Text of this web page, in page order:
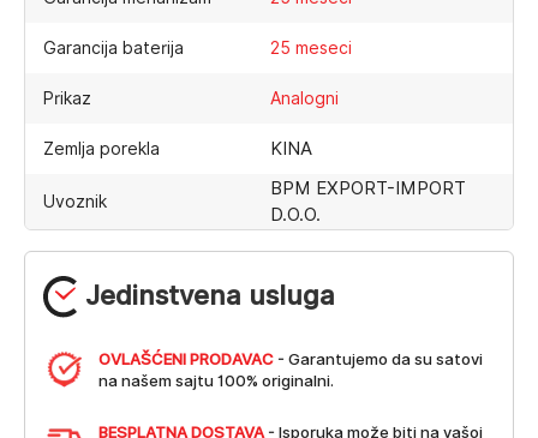
Jedinstvena usluga
OVLAŠĆENI PRODAVAC - Garantujemo da su satovi
na našem sajtu 100% originalni.
BESPLATNA DOSTAVA - Isporuka može biti na vašoj
Garancija baterija 25 meseci
Prikaz Analogni
Zemlja porekla KINA
Uvoznik
BPM EXPORT-IMPORT
D.O.O.